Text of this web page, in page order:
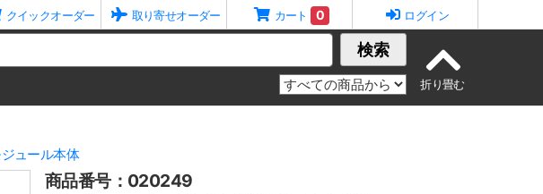
クイックオーダー 取り寄せオーダー カート 0 ログイン
検索
ュール本体
商品番号：020249